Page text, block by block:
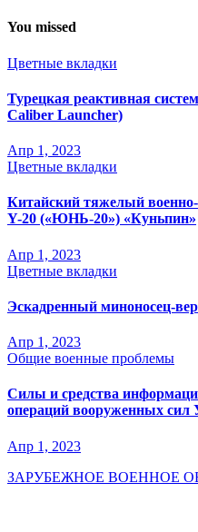
You missed
Цветные вкладки
Турецкая реактивная
Caliber Launcher)
Апр 1, 2023
Цветные вкладки
Китайский тяжелый
Y-20 («ЮНЬ-20») «Куньпин»
Апр 1, 2023
Цветные вкладки
Эскадренный миноносец-
Апр 1, 2023
Общие военные проблемы
Силы и средства
операций вооруженных сил
Апр 1, 2023
ЗАРУБЕЖНОЕ ВОЕННОЕ